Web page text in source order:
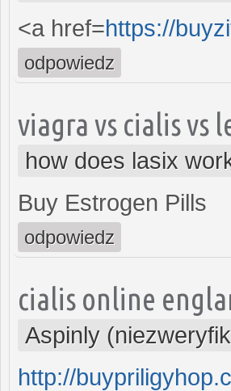
<a href=https://
odpowiedz
viagra vs cialis vs
how does lasix
Buy Estrogen Pills
odpowiedz
cialis online
Aspinly
http://